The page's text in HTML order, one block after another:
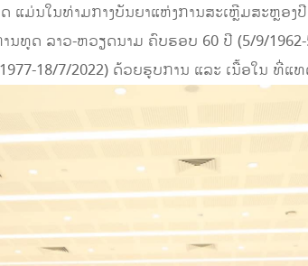
ແມ່ນໃນທ່າມກາງບັນຍາແຫ່ງການສະເຫຼີມສະຫຼອ
ນທູດ ລາວ-ຫວຽດນາມ ຄົບຮອບ 60 ປີ (5/9/
18/7/2022) ດ້ວຍຮູບການ ແລະ ເນື້ອໃນ ທີ່ແ